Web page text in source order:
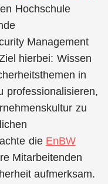
Hochschule
Management
hierbei: Wissen
in
professionalisieren,
zu
die EnBW
Mitarbeitenden
aufmerksam.